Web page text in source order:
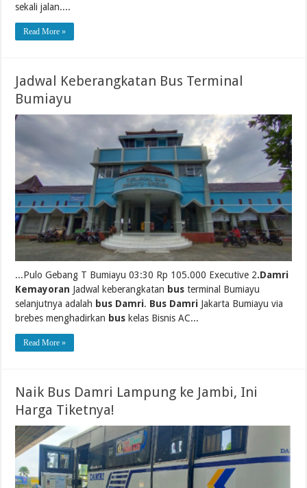
sekali jalan....
Read More »
Jadwal Keberangkatan Bus Terminal
Bumiayu
...Pulo Gebang T Bumiayu 03:30 Rp 105.000 Executive 2.Damri
Kemayoran Jadwal keberangkatan bus terminal Bumiayu
selanjutnya adalah bus Damri. Bus Damri Jakarta Bumiayu via
brebes menghadirkan bus kelas Bisnis AC...
Read More »
Naik Bus Damri Lampung ke Jambi, Ini
Harga Tiketnya!